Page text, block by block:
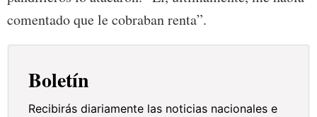
comentado que le cobraban renta”.
Boletín
Recibirás diariamente las noticias nacionales e